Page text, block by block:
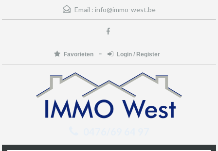
Email : info@immo-west.be
Favorieten Login / Register